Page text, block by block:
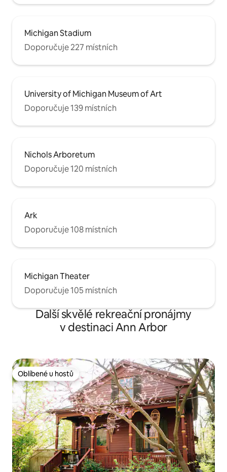
Michigan Stadium
Doporučuje 227 místních
University of Michigan Museum of Art
Doporučuje 139 místních
Nichols Arboretum
Doporučuje 120 místních
Ark
Doporučuje 108 místních
Michigan Theater
Doporučuje 105 místních
Další skvělé rekreační pronájmy
v destinaci Ann Arbor
Oblíbené u hostů
Oblíbené u hostů